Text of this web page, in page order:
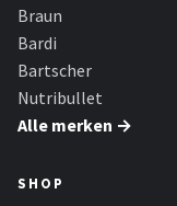
Philips
Alle merken →
Braun
Bardi
Bartscher
Nutribullet
Alle merken →
SHOP